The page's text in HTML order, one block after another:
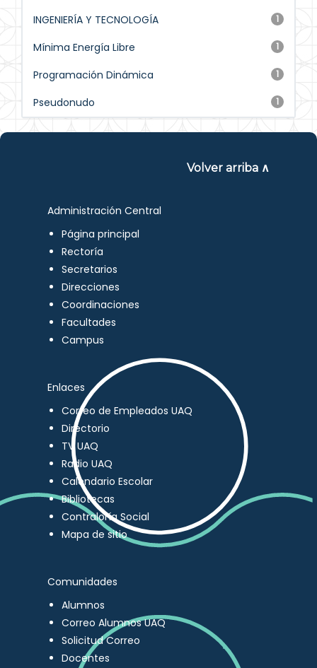
1
INGENIERÍA Y TECNOLOGÍA
1
Mínima Energía Libre
1
Programación Dinámica
1
Pseudonudo
Volver arriba ∧
Administración Central
Página principal
Rectoría
Secretarios
Direcciones
Coordinaciones
Facultades
Campus
Enlaces
Correo de Empleados UAQ
Directorio
TV UAQ
Radio UAQ
Calendario Escolar
Bibliotecas
Contraloría Social
Mapa de sitio
Comunidades
Alumnos
Correo Alumnos UAQ
Solicitud Correo
Docentes